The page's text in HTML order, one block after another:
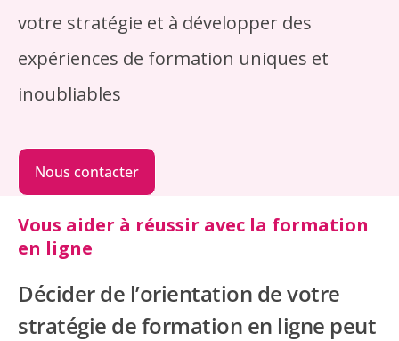
votre stratégie et à développer des
expériences de formation uniques et
inoubliables
Nous contacter
Vous aider à réussir avec la formation
en ligne
Décider de l’orientation de votre
stratégie de formation en ligne peut